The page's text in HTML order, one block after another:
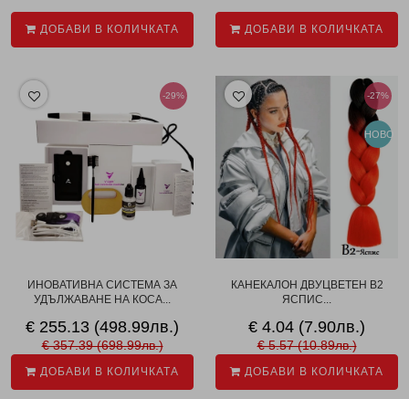
ДОБАВИ В КОЛИЧКАТА ДОБАВИ В КОЛИЧКАТА
-29%
ИНОВАТИВНА СИСТЕМА ЗА
УДЪЛЖАВАНЕ НА КОСА...
€ 255.13 (498.99лв.)
€ 357.39 (698.99лв.)
ДОБАВИ В КОЛИЧКАТА
-27%
НОВО
КАНЕКАЛОН ДВУЦВЕТЕН B2
ЯСПИС...
€ 4.04 (7.90лв.)
€ 5.57 (10.89лв.)
ДОБАВИ В КОЛИЧКАТА